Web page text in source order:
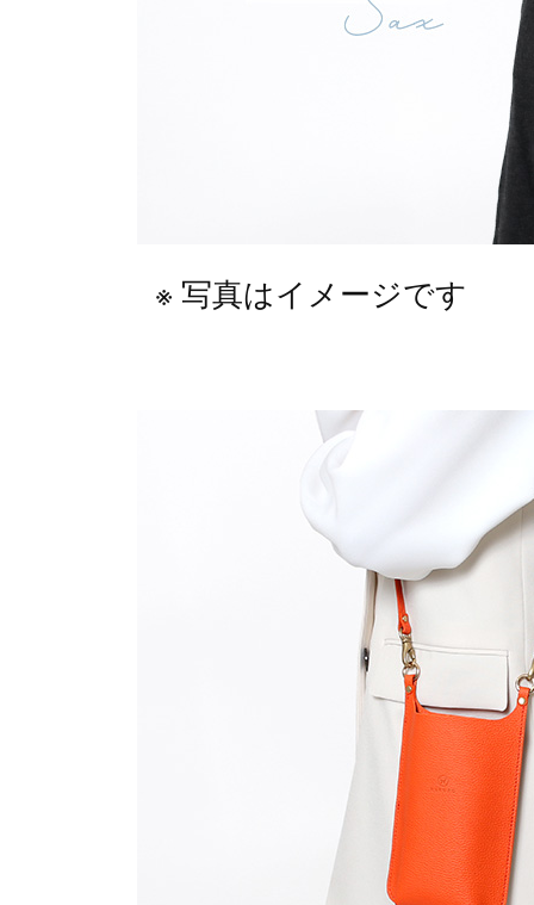
写真はイメージです